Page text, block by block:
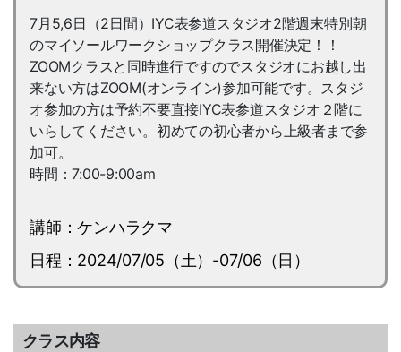
7月5,6日（2日間）IYC表参道スタジオ2階週末特別朝
のマイソールワークショップクラス開催決定！！
ZOOMクラスと同時進行ですのでスタジオにお越し出
来ない方はZOOM(オンライン)参加可能です。スタジ
オ参加の方は予約不要直接IYC表参道スタジオ２階に
いらしてください。初めての初心者から上級者まで参
加可。
時間：7:00-9:00am
講師：ケンハラクマ
日程：2024/07/05（土）-07/06（日）
クラス内容